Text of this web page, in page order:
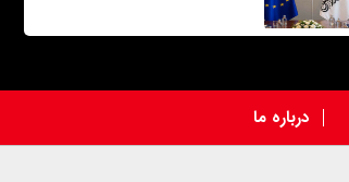
درباره ما